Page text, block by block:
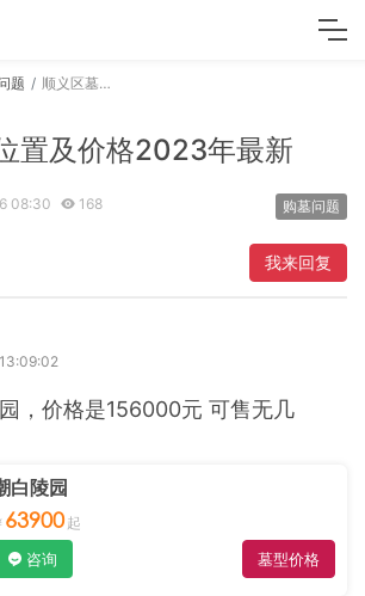
题 顺义区墓地位置及价格2023年最新
置及价格2023年最新
08:30 168 购墓问题
我来回复
，价格是156000元 可售无几
白陵园
63900
咨询 墓型价格